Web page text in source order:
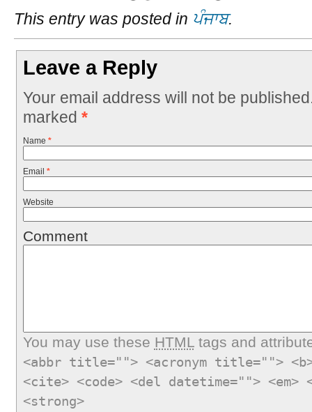
This entry was posted in ਪੰਜਾਬ.
Leave a Reply
Your email address will not be
marked *
Name *
Email *
Website
Comment
You may use these HTMLtags and
<abbr title=""> <acronym title="">
<cite> <code> <del datetime="">
<strong>